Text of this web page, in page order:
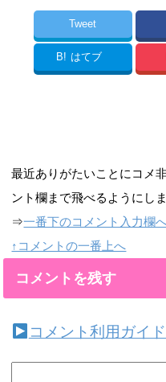
Tweet
B! はてブ
最近ありがたいことにコメ
ント欄まで飛べるようにし
⇒一番下のコメント入力欄
↑コメントの一番上へ
コメントを残す
コメント利用ガイ